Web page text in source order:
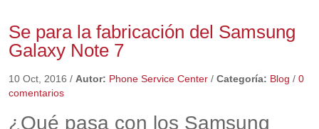
Se para la fabricación del Samsung
Galaxy Note 7
10 Oct, 2016 / Autor: Phone Service Center/ Categoría: Blog / 0
comentarios
¿Qué pasa con los Samsung